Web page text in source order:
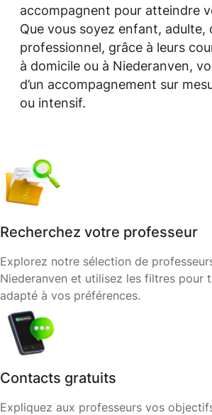
accompagnent pour atteindre
Que vous soyez enfant, adulte,
professionnel, grâce à leurs
à domicile ou à Niederanven,
d’un accompagnement sur
ou intensif.
Recherchez votre professeur
Explorez notre sélection de
Niederanven et utilisez les filtres pour
adapté à vos préférences.
Contacts gratuits
Expliquez aux professeurs vos